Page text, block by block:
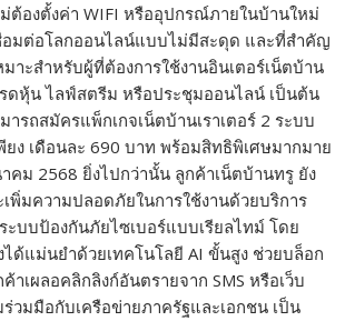
องตั้งค่า WIFI หรืออุปกรณ์ภายในบ้านใหม่
อมต่อโลกออนไลน์แบบไม่มีสะดุด และที่สำคัญ
าะสำหรับผู้ที่ต้องการใช้งานอินเตอร์เน็ตบ้าน
ดหุ้น ไลฟ์สตรีม หรือประชุมออนไลน์ เป็นต้น
รถสมัครแพ็กเกจเน็ตบ้านเราเตอร์ 2 ระบบ
ยง เดือนละ 690 บาท พร้อมสิทธิพิเศษมากมาย
คม 2568 ยิ่งไปกว่านั้น ลูกค้าเน็ตบ้านทรู ยัง
พิ่มความปลอดภัยในการใช้งานด้วยบริการ
ระบบป้องกันภัยไซเบอร์แบบเรียลไทม์ โดย
ด้แม่นยำด้วยเทคโนโลยี AI ขั้นสูง ช่วยบล็อก
าเผลอคลิกลิงก์อันตรายจาก SMS หรือเว็บ
วมมือกับเครือข่ายภาครัฐและเอกชน เป็น